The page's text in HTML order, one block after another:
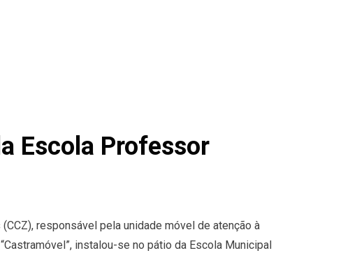
Escola Professor
responsável pela unidade móvel de atenção à
instalou-se no pátio da Escola Municipal